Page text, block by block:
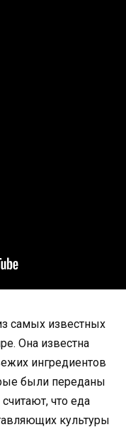
самых известных
Она известна
ингредиентов
были переданы
что еда
культуры